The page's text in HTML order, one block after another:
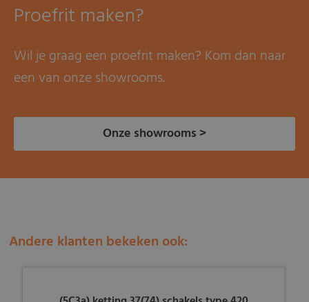
Proefrit maken?
Wil je graag een proefrit maken? Kom dan naar
een van onze showrooms.
Onze showrooms >
Andere klanten bekeken ook: